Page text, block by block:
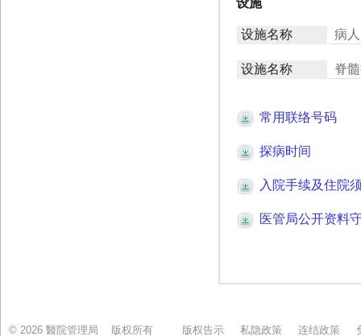
© 2026 醫院管理局 版权所有 版权告示 私隐政策 连结政策